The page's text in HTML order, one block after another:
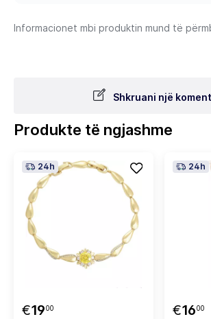
Informacionet mbi produktin mund të
Shkruani një
Produkte të ngjashme
24h
€1900
24h
€1600